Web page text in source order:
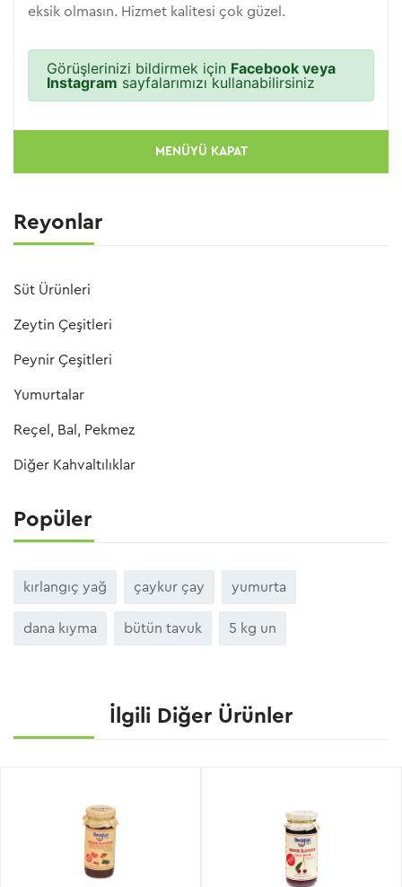
eksik olmasın. Hizmet kalitesi çok güzel.
Görüşlerinizi bildirmek için Facebook veya
Instagram sayfalarımızı kullanabilirsiniz
MENÜYÜ KAPAT
Reyonlar
Süt Ürünleri
Zeytin Çeşitleri
Peynir Çeşitleri
Yumurtalar
Reçel, Bal, Pekmez
Diğer Kahvaltılıklar
Popüler
kırlangıç yağ çaykur çay yumurta
dana kıyma bütün tavuk 5 kg un
İlgili Diğer Ürünler